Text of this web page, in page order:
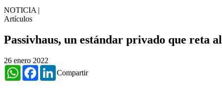
NOTICIA |
Artículos
Passivhaus, un estándar privado que reta
26 enero 2022
Compartir
WhatsAppFacebookLinkedIn